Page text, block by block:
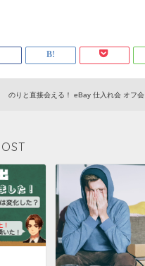
のりと直接会える！ eBay 仕入れ会 オフ会